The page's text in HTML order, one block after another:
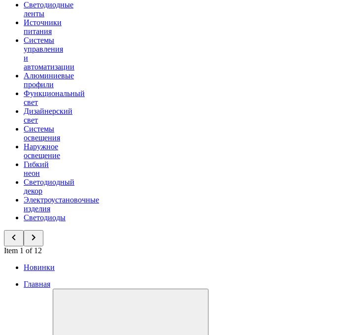
Светодиодные
ленты
Источники
питания
Системы
управления
и
автоматизации
Алюминиевые
профили
Функциональный
свет
Дизайнерский
свет
Системы
освещения
Наружное
освещение
Гибкий
неон
Светодиодный
декор
Электроустановочные
изделия
Светодиоды
Item 1 of 12
Новинки
Главная